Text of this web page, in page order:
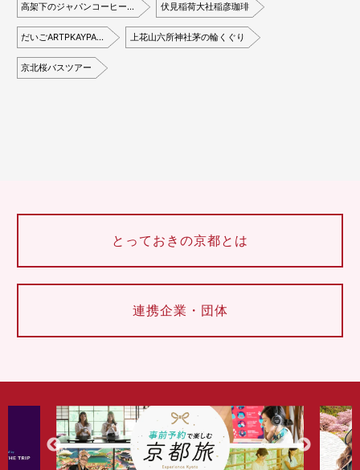
高架下のジャパンコーヒー… 伏見稲荷大社稲彦珈琲
だいごARTPKAYPA… 上花山六所神社茅の輪くぐり
京北桜バスツアー
とっておきの京都とは
連携企業・団体